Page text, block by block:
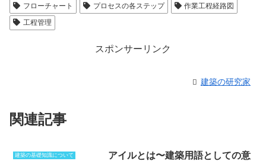
フローチャート
プロセスの各ステップ
作業工程経路図
工程管理
スポンサーリンク
建築の研究家
関連記事
建築の基礎知識について
アイルとは〜建築用語としての意